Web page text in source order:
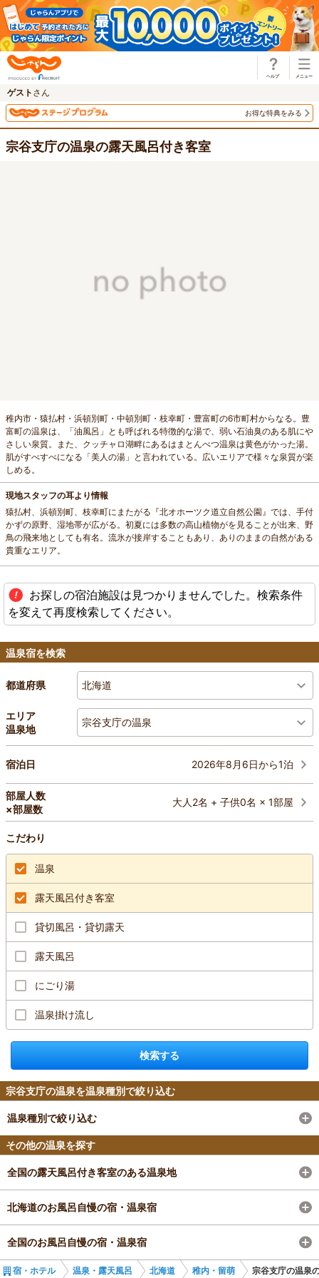
ゲスト さん
お得な特典をみる
宗谷支庁の温泉の露天風呂付き客室
稚内市・猿払村・浜頓別町・中頓別町・枝幸町・豊富町の6市町村からなる。豊
富町の温泉は、「油風呂」とも呼ばれる特徴的な湯で、弱い石油臭のある肌にや
さしい泉質。また、クッチャロ湖畔にあるはまとんべつ温泉は黄色がかった湯。
肌がすべすべになる「美人の湯」と言われている。広いエリアで様々な泉質が楽
しめる。
現地スタッフの耳より情報
猿払村、浜頓別町、枝幸町にまたがる『北オホーツク道立自然公園』では、手付
かずの原野、湿地帯が広がる。初夏には多数の高山植物がを見ることが出来、野
鳥の飛来地としても有名。流氷が接岸することもあり、ありのままの自然がある
貴重なエリア。
お探しの宿泊施設は見つかりませんでした。検索条件
を変えて再度検索してください。
温泉宿を検索
都道府県 北海道
エリア
温泉地
宗谷支庁の温泉
宿泊日 2026年8月6日から1泊
部屋人数
×部屋数
大人2名 + 子供0名 × 1部屋
こだわり
温泉
露天風呂付き客室
貸切風呂・貸切露天
露天風呂
にごり湯
温泉掛け流し
検索する
宗谷支庁の温泉を温泉種別で絞り込む
温泉種別で絞り込む
その他の温泉を探す
全国の露天風呂付き客室のある温泉地
北海道のお風呂自慢の宿・温泉宿
全国のお風呂自慢の宿・温泉宿
宿・ホテル 温泉・露天風呂 北海道 稚内・留萌 宗谷支庁の温泉